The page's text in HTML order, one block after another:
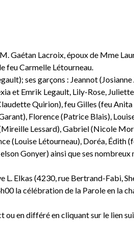
Gaétan Lacroix, époux de Mme
feu Carmelle Létourneau.
ses garçons : Jeannot
et Emrik Legault, Lily-Rose,
Quirion), feu Gilles (feu
Florence (Patrice Blais),
Lessard), Gabriel (Nicole
(Louise Létourneau), Doréa, Édith
Gonyer) ainsi que ses nombreux
L. Elkas (4230, rue Bertrand-Fabi,
la célébration de la Parole en la
ou en différé en cliquant sur le lien